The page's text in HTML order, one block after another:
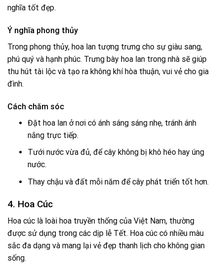
nghĩa tốt đẹp.
Ý nghĩa phong thủy
Trong phong thủy, hoa lan tượng trưng cho sự giàu sang,
phú quý và hạnh phúc. Trưng bày hoa lan trong nhà sẽ giúp
thu hút tài lộc và tạo ra không khí hòa thuận, vui vẻ cho gia
đình.
Cách chăm sóc
Đặt hoa lan ở nơi có ánh sáng sáng nhẹ, tránh ánh
nắng trực tiếp.
Tưới nước vừa đủ, để cây không bị khô héo hay úng
nước.
Thay chậu và đất mỗi năm để cây phát triển tốt hơn.
4. Hoa Cúc
Hoa cúc là loài hoa truyền thống của Việt Nam, thường
được sử dụng trong các dịp lễ Tết. Hoa cúc có nhiều màu
sắc đa dạng và mang lại vẻ đẹp thanh lịch cho không gian
sống.